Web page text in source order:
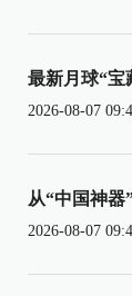
最新月球“宝
2026-08-07
从“中国神
2026-08-07